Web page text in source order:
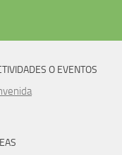
O EVENTOS